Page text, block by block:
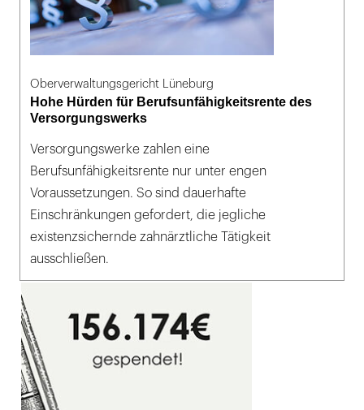
Oberverwaltungsgericht Lüneburg
Hohe Hürden für Berufsunfähigkeitsrente des
Versorgungswerks
Versorgungswerke zahlen eine
Berufsunfähigkeitsrente nur unter engen
Voraussetzungen. So sind dauerhafte
Einschränkungen gefordert, die jegliche
existenzsichernde zahnärztliche Tätigkeit
ausschließen.